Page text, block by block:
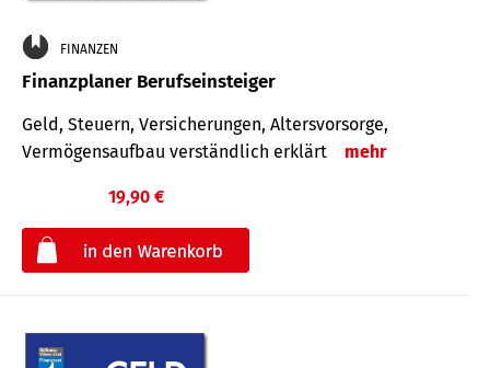
FINANZEN
Finanzplaner Berufseinsteiger
Geld, Steuern, Versicherungen, Altersvorsorge,
Vermögensaufbau verständlich erklärt
mehr
19,90 €